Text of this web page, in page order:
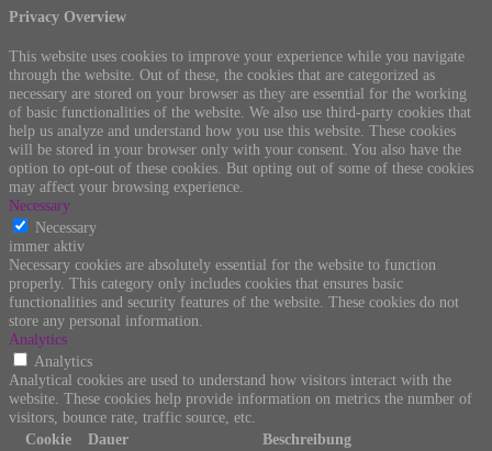
Privacy Overview
This website uses cookies to improve your experience while you navigate
through the website. Out of these, the cookies that are categorized as
necessary are stored on your browser as they are essential for the working
of basic functionalities of the website. We also use third-party cookies that
help us analyze and understand how you use this website. These cookies
will be stored in your browser only with your consent. You also have the
option to opt-out of these cookies. But opting out of some of these cookies
may affect your browsing experience.
Necessary
Necessary
immer aktiv
Necessary cookies are absolutely essential for the website to function
properly. This category only includes cookies that ensures basic
functionalities and security features of the website. These cookies do not
store any personal information.
Analytics
Analytics
Analytical cookies are used to understand how visitors interact with the
website. These cookies help provide information on metrics the number of
visitors, bounce rate, traffic source, etc.
Cookie
Dauer
Beschreibung